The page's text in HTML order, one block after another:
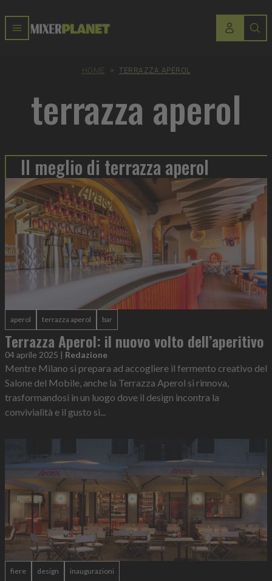
HOME > TERRAZZA APEROL
terrazza aperol
Il meglio di terrazza aperol
aperol terrazza aperol bar
Terrazza Aperol: il nuovo volto dell’aperitivo
04 aprile 2025 | Redazione
Mentre Milano si prepara ad accogliere il fermento creativo del
Salone del Mobile, anche la Terrazza Aperol si rinnova,
trasformandosi in un luogo dove il design incontra la
convivialità e il gusto si...
fiere design inaugurazioni